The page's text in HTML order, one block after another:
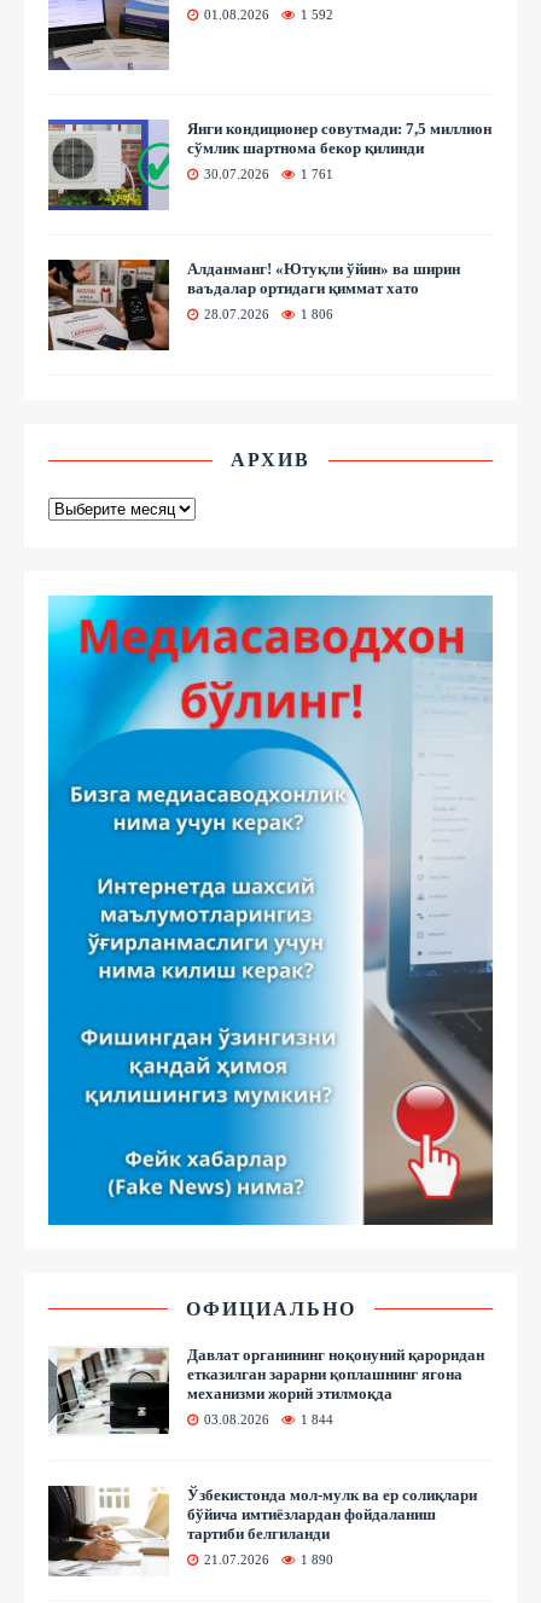
01.08.2026 1 592
Янги кондиционер совутмади: 7,5 миллион
сўмлик шартнома бекор қилинди
30.07.2026 1 761
Алданманг! «Ютуқли ўйин» ва ширин
ваъдалар ортидаги қиммат хато
28.07.2026 1 806
АРХИВ
ОФИЦИАЛЬНО
Давлат органининг ноқонуний қароридан
етказилган зарарни қоплашнинг ягона
механизми жорий этилмоқда
03.08.2026 1 844
Ўзбекистонда мол-мулк ва ер солиқлари
бўйича имтиёзлардан фойдаланиш
тартиби белгиланди
21.07.2026 1 890